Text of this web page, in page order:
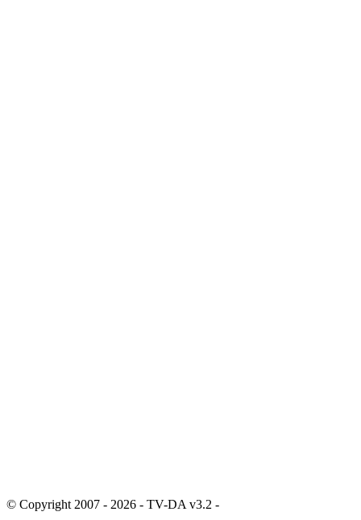
© Copyright 2007 - 2026 - TV-DA v3.2 -